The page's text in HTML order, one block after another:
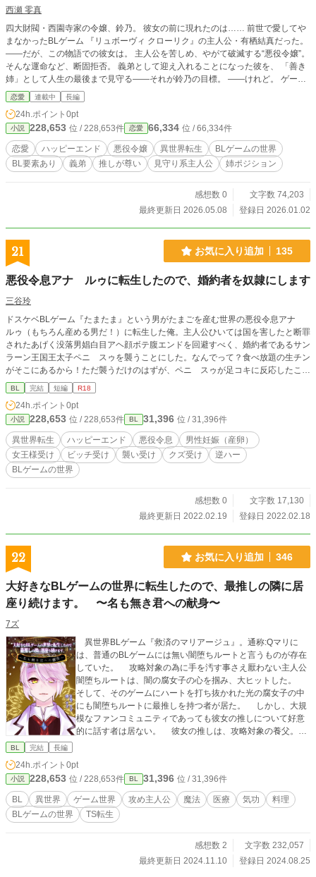
西瀬 零真
四大財閥・西園寺家の令嬢、鈴乃。 彼女の前に現れたのは…… 前世で愛してや
まなかったBLゲーム 『リュボーヴィ クローリク』の主人公・有栖結真だった。
——だが、この物語での彼女は。 主人公を苦しめ、やがて破滅する“悪役令嬢”。
そんな運命など、断固拒否。 義弟として迎え入れることになった彼を、 「善き
姉」として人生の最後まで見守る——それが鈴乃の目標。 ——けれど。 ゲーム
通りには進まない現実。 本来なら“敵”であるはずの自分が、 最推しの“最も近い
存在”になってしまった、そのとき——物語は、静かに狂い始める。 ただ、推し
の幸せを最優先にしたいだけなのに。 選択ひとつで未来が変わるこの世界で、
鈴乃の行動は予想外の波紋を広げていく。 これは、 “悪役令嬢”が最推しを守る
ために抗い続ける、 少し不器用で、どこまでも一途な物語。
恋愛 連載中 長編
24h.ポイント 0pt
小説 228,653 位 / 228,653件 恋愛 66,334 位 / 66,334件
恋愛 ハッピーエンド 悪役令嬢 異世界転生
BLゲームの世界
BL要素あり
義弟 推しが尊い 見守り系主人公 姉ポジション
感想数 0
文字数 74,203
最終更新日 2026.05.08
登録日 2026.01.02
21 お気に入り追加 135
悪役令息アナ゠ルゥに転生したので、婚約者を奴隷にします
三谷玲
ドスケベBLゲーム『たまたま』という男がたまごを産む世界の悪役令息アナ゠
ルゥ（もちろん産める男だ！）に転生した俺。主人公ひいては国を害したと断罪
されたあげく没落男娼白目アヘ顔ボテ腹エンドを回避すべく、婚約者であるサン
ラーン王国王太子ペニ゠スゥを襲うことにした。なんでって？食べ放題の生チン
がそこにあるから！ただ襲うだけのはずが、ペニ゠スゥが足コキに反応したこと
で、俺の中でなにかが目覚める…っ！ 前世アナニー狂いの性欲旺盛主人公が転
生した世界で婚約者の王太子を奴隷にして、なぜか世界が救われる話。 たまご
が産める男と産めない男しかいない世界です。 このBLゲームは難易度ハードの
糞ゲーです。 ムーンライトノベルズ他でも公開しています。
BL 完結 短編 R18
24h.ポイント 0pt
小説 228,653 位 / 228,653件 BL 31,396 位 / 31,396件
異世界転生 ハッピーエンド 悪役令息
男性妊娠（産卵）
女王様受け
ビッチ受け 襲い受け クズ受け
逆ハー
BLゲームの世界
感想数 0
文字数 17,130
最終更新日 2022.02.19
登録日 2022.02.18
22 お気に入り追加 346
大好きなBLゲームの世界に転生したので、最推しの隣に居
座り続けます。 〜名も無き君への献身〜
7ズ
異世界BLゲーム『救済のマリアージュ』。通称:Qマリに
は、普通のBLゲームには無い闇堕ちルートと言うものが存在
していた。 攻略対象の為に手を汚す事さえ厭わない主人公
闇堕ちルートは、闇の腐女子の心を掴み、大ヒットした。
そして、そのゲームにハートを打ち抜かれた光の腐女子の中
にも闇堕ちルートに最推しを持つ者が居た。 しかし、大規
模なファンコミュニティであっても彼女の推しについて好意
的に話す者は居ない。 彼女の推しは、攻略対象の養父。ろ
でも死の運命が確約されている名も無きキャラクターへ異常
な執着と愛情をたった一人で注いでいる孤独な彼女。 ある
日、眠りから目覚めたら、彼女はQマリの世界へ幼い少年の
姿で転生してしまった。 異常な執着と愛情を現実へと持ち
出した彼女は、最推しである養父の設定に秘められた真実を
なまでに一途な男(in腐女子)×名無しの訳あり飲兵衛
BL 完結 長編
24h.ポイント 0pt
小説 228,653 位 / 228,653件 BL 31,396 位 / 31,396件
BL 異世界 ゲーム世界 攻め主人公 魔法 医療 気功
料理
BLゲームの世界
TS転生
感想数 2
文字数 232,057
最終更新日 2024.11.10
登録日 2024.08.25